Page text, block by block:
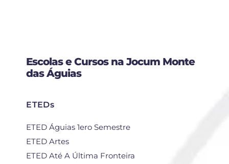
Escolas e Cursos na Jocum Monte
das Águias
ETEDs
ETED Águias 1ero Semestre
ETED Artes
ETED Até A Última Fronteira